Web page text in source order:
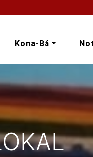
Kona-Bá